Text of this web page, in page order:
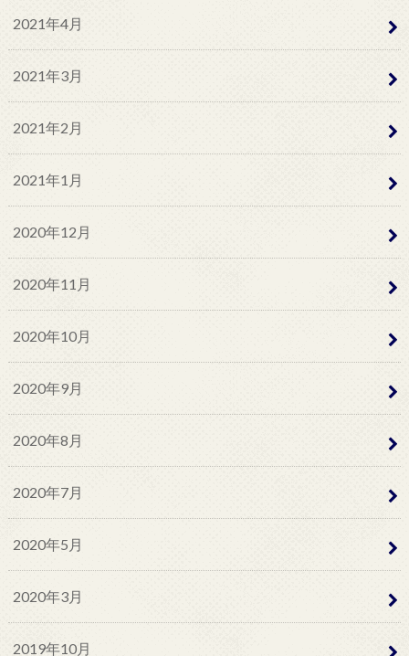
2021年4月
2021年3月
2021年2月
2021年1月
2020年12月
2020年11月
2020年10月
2020年9月
2020年8月
2020年7月
2020年5月
2020年3月
2019年10月